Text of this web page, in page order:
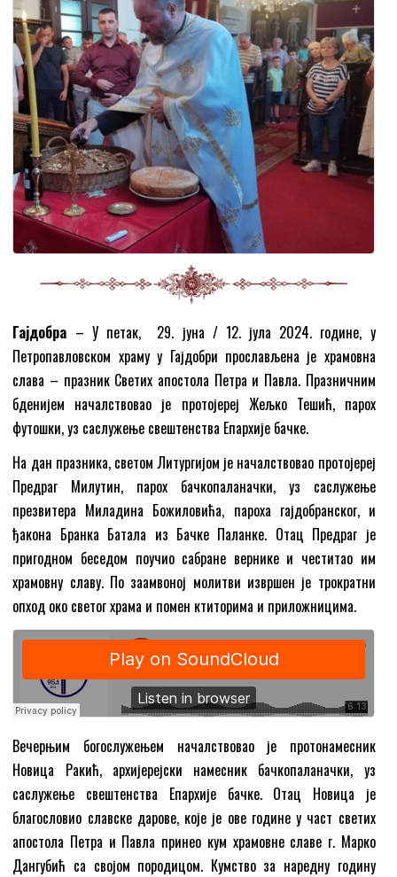
Гајдобра – У петак, 29. јуна / 12. јула 2024. године, у
Петропавловском храму у Гајдобри прослављена је храмовна
слава – празник Светих апостола Петра и Павла. Празничним
бденијем началствовао је протојереј Жељко Тешић, парох
футошки, уз саслужење свештенства Епархије бачке.
На дан празника, светом Литургијом је началствовао протојереј
Предраг Милутин, парох бачкопаланачки, уз саслужење
презвитера Миладина Божиловића, пароха гајдобранског, и
ђакона Бранка Батала из Бачке Паланке. Отац Предраг је
пригодном беседом поучио сабране вернике и честитао им
храмовну славу. По заамвоној молитви извршен је трократни
опход око светог храма и помен ктиторима и приложницима.
Вечерњим богослужењем началствовао је протонамесник
Новица Ракић, архијерејски намесник бачкопаланачки, уз
саслужење свештенства Епархије бачке. Отац Новица је
благословио славске дарове, које је ове године у част светих
апостола Петра и Павла принео кум храмовне славе г. Марко
Дангубић са својом породицом. Кумство за наредну годину